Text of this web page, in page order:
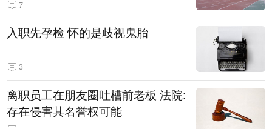
7
入职先孕检 怀的是歧视鬼胎
3
离职员工在朋友圈吐槽前老板 法院:
存在侵害其名誉权可能